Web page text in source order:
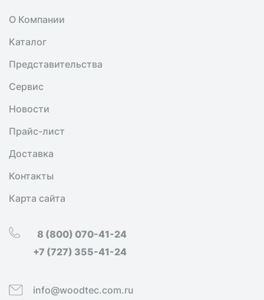
О Компании
Каталог
Представительства
Сервис
Новости
Прайс-лист
Доставка
Контакты
Карта сайта
8 (800) 070-41-24
+7 (727) 355-41-24
info@woodtec.com.ru